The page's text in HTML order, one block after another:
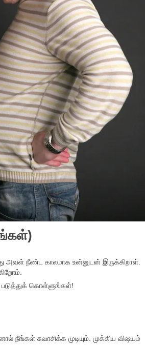
அவள் நீண்ட காலமாக உன்னுடன் இருக்கிறாள்.
கொள்ளுங்கள்!
நீங்கள் சுவாசிக்க முடியும். முக்கிய விஷயம்